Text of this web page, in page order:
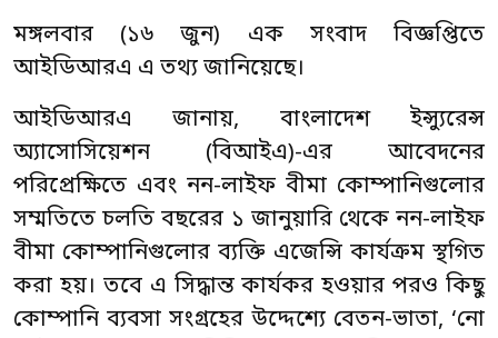
মঙ্গলবার (১৬ জুন) এক সংবাদ বিজ্ঞপ্তিতে
আইডিআরএ এ তথ্য জানিয়েছে।
আইডিআরএ জানায়, বাংলাদেশ ইন্স্যুরেন্স
অ্যাসোসিয়েশন (বিআইএ)-এর আবেদনের
পরিপ্রেক্ষিতে এবং নন-লাইফ বীমা কোম্পানিগুলোর
সম্মতিতে চলতি বছরের ১ জানুয়ারি থেকে নন-লাইফ
বীমা কোম্পানিগুলোর ব্যক্তি এজেন্সি কার্যক্রম স্থগিত
করা হয়। তবে এ সিদ্ধান্ত কার্যকর হওয়ার পরও কিছু
কোম্পানি ব্যবসা সংগ্রহের উদ্দেশ্যে বেতন-ভাতা, ‘নো